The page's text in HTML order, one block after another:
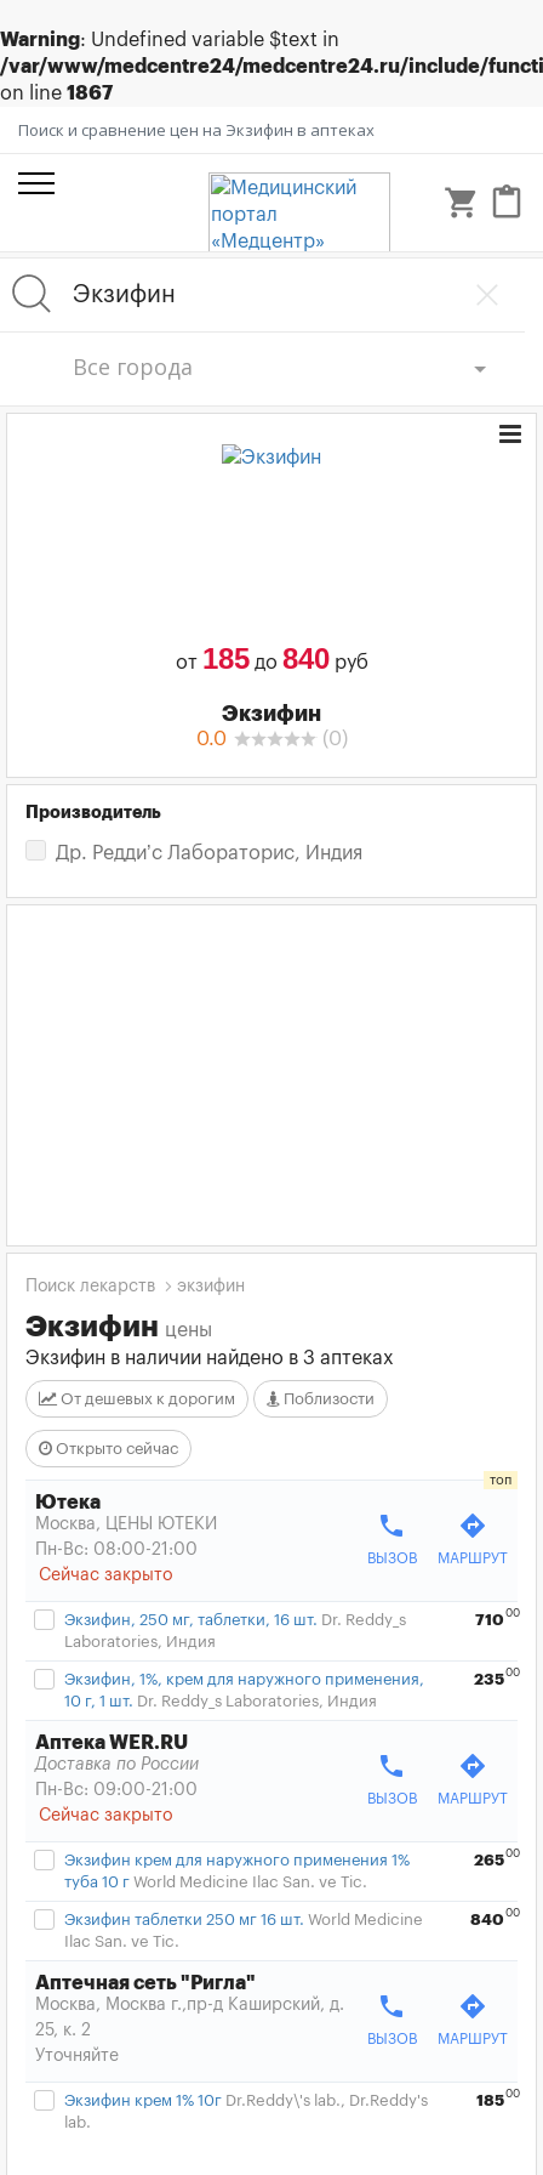
Warning: Undefined variable $text in
/var/www/medcentre24/medcentre24.ru/include/
on line 1867
Поиск и сравнение цен на Экзифин в аптеках
shopping_cart content_paste
Все города
от 185до 840руб
Экзифин
0.0 (0)
Производитель
Др. Редди’с Лабораторис, Индия
Поиск лекарств экзифин
Экзифин цены
Экзифин в наличии найдено в 3 аптеках
От дешевых к дорогим Поблизости
Открыто сейчас
Ютека
Москва, ЦЕНЫ ЮТЕКИ
Пн-Вс: 08:00-21:00
Сейчас закрыто
phone
ВЫЗОВ
directions
МАРШРУТ
Экзифин, 250 мг, таблетки, 16 шт. Dr. Reddy_s
Laboratories, Индия
710 00
Экзифин, 1%, крем для наружного применения,
10 г, 1 шт. Dr. Reddy_s Laboratories, Индия
23500
Аптека WER.RU
Доставка по России
Пн-Вс: 09:00-21:00
Сейчас закрыто
phone
ВЫЗОВ
directions
МАРШРУТ
Экзифин крем для наружного применения 1%
туба 10 г World Medicine Ilac San. ve Tic.
26500
Экзифин таблетки 250 мг 16 шт. World Medicine
Ilac San. ve Tic.
840 00
Аптечная сеть "Ригла"
Москва, Москва г.,пр-д Каширский, д.
25, к. 2
Уточняйте
phone
ВЫЗОВ
directions
МАРШРУТ
Экзифин крем 1% 10г Dr.Reddy\'s lab., Dr.Reddy's
lab.
18500